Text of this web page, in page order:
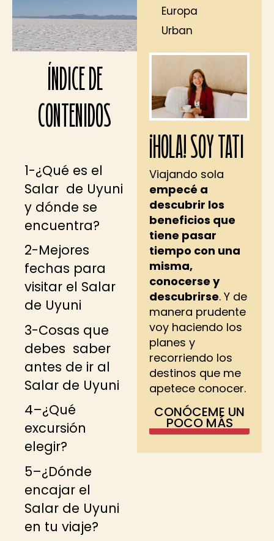
ÍNDICE DE
CONTENIDOS
1-¿Qué es el
Salar de Uyuni
y dónde se
encuentra?
2-Mejores
fechas para
visitar el Salar
de Uyuni
3-Cosas que
debes saber
antes de ir al
Salar de Uyuni
4–¿Qué
excursión
elegir?
5–¿Dónde
encajar el
Salar de Uyuni
en tu viaje?
Europa
Urban
¡HOLA! SOY TATI
Viajando sola
empecé a
descubrir los
beneficios que
tiene pasar
tiempo con una
misma,
conocerse y
descubrirse. Y de
manera prudente
voy haciendo los
planes y
recorriendo los
destinos que me
apetece conocer.
CONÓCEME UN
POCO MÁS